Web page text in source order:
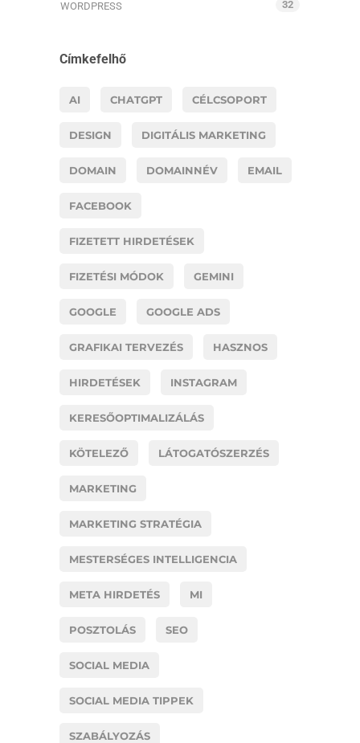
WORDPRESS 32
Címkefelhő
AI CHATGPT CÉLCSOPORT
DESIGN DIGITÁLIS MARKETING
DOMAIN DOMAINNÉV EMAIL
FACEBOOK
FIZETETT HIRDETÉSEK
FIZETÉSI MÓDOK GEMINI
GOOGLE GOOGLE ADS
GRAFIKAI TERVEZÉS HASZNOS
HIRDETÉSEK INSTAGRAM
KERESŐOPTIMALIZÁLÁS
KÖTELEZŐ LÁTOGATÓSZERZÉS
MARKETING
MARKETING STRATÉGIA
MESTERSÉGES INTELLIGENCIA
META HIRDETÉS MI
POSZTOLÁS SEO
SOCIAL MEDIA
SOCIAL MEDIA TIPPEK
SZABÁLYOZÁS